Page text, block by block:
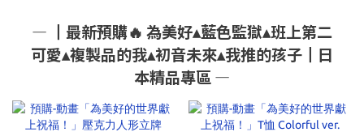
― ┃最新預購🔥 為美好▴藍色監獄▴班上第二
可愛▴複製品的我▴初音未來▴我推的孩子┃日
本精品專區 ―